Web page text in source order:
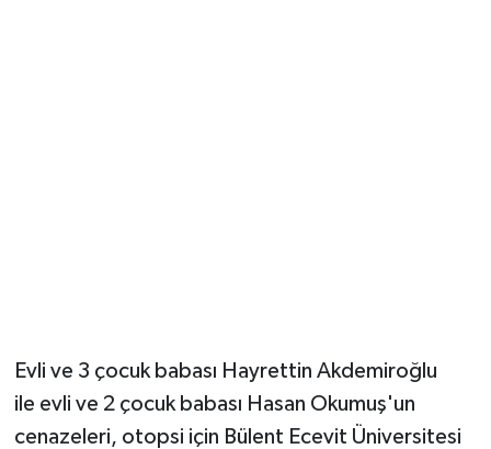
Evli ve 3 çocuk babası Hayrettin Akdemiroğlu
ile evli ve 2 çocuk babası Hasan Okumuş'un
cenazeleri, otopsi için Bülent Ecevit Üniversitesi